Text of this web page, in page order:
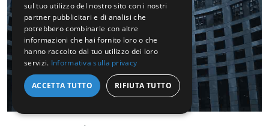
09
Luglio
sul tuo utilizzo del nostro sito con i nostri
partner pubblicitari e di analisi che
potrebbero combinarle con altre
informazioni che hai fornito loro o che
hanno raccolto dal tuo utilizzo dei loro
servizi. Informativa sulla privacy
ACCETTA TUTTO RIFIUTA TUTTO